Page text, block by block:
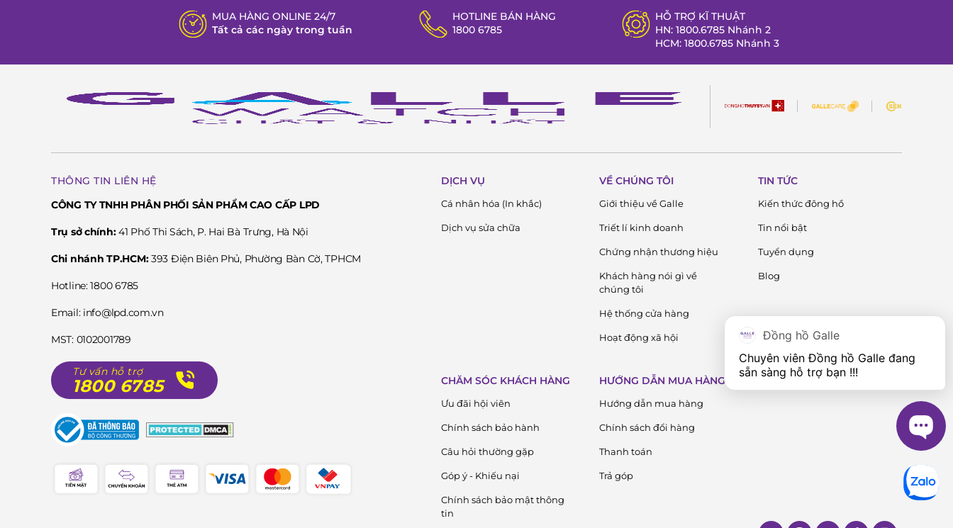
MUA HÀNG ONLINE 24/7
Tất cả các ngày trong tuần
HOTLINE BÁN HÀNG
1800 6785
HỖ TRỢ KĨ THUẬT
HN: 1800.6785 Nhánh 2
HCM: 1800.6785 Nhánh 3
THÔNG TIN LIÊN HỆ
CÔNG TY TNHH PHÂN PHỐI SẢN PHẨM CAO CẤP LPD
Trụ sở chính:41 Phố Thi Sách, P. Hai Bà Trưng, Hà Nội
Chi nhánh TP.HCM:393 Điện Biên Phủ, Phường Bàn Cờ, TPHCM
Hotline: 1800 6785
Email: info@lpd.com.vn
MST: 0102001789
Tư vấn hỗ trợ
1800 6785
DỊCH VỤ
Cá nhân hóa (In khắc)
Dịch vụ sửa chữa
VỀ CHÚNG TÔI
Giới thiệu về Galle
Triết lí kinh doanh
Chứng nhận thương hiệu
Khách hàng nói gì về
chúng tôi
Hệ thống cửa hàng
Hoạt động xã hội
TIN TỨC
Kiến thức đông hồ
Tin nổi bật
Tuyển dụng
Blog
CHĂM SÓC KHÁCH HÀNG
Ưu đãi hội viên
Chính sách bảo hành
Câu hỏi thường gặp
Góp ý - Khiếu nại
Chính sách bảo mật thông
tin
HƯỚNG DẪN MUA HÀNG
Hướng dẫn mua hàng
Chính sách đổi hàng
Thanh toán
Trả góp
ĐỒNG HỒ GALLE
Đồng hồ Galle
Chuyên viên Đồng hồ Galle đang
sẵn sàng hỗ trợ bạn !!!